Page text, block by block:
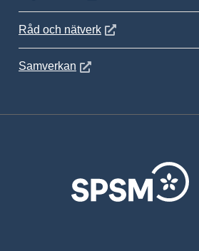
Råd och nätverkÖppnas i nytt fönster
Samverkan Öppnas i nytt fönster